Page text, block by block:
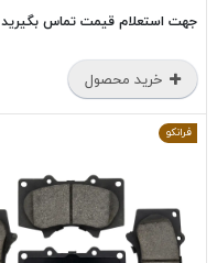
جهت استعلام قیمت تماس بگیرید
خرید محصول
فرانکو